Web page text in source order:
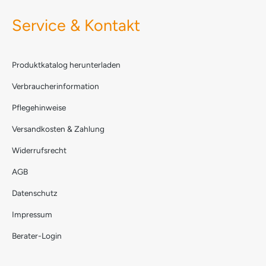
Service & Kontakt
Produktkatalog herunterladen
Verbraucherinformation
Pflegehinweise
Versandkosten & Zahlung
Widerrufsrecht
AGB
Datenschutz
Impressum
Berater-Login